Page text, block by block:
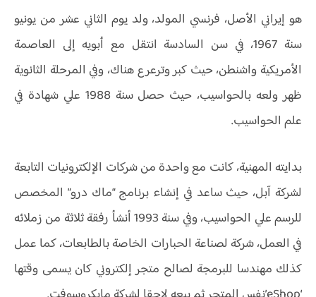
هو إيراني الأصل، فرنسي المولد، ولد يوم الثاني عشر من يونيو
سنة 1967، في سن السادسة انتقل مع أبويه إلى العاصمة
الأمريكية واشنطن، حيث كبر وترعرع هناك، وفي المرحلة الثانوية
ظهر ولعه بالحواسيب، حيث حصل سنة 1988 علي شهادة في
علم الحواسيب.
بدايته المهنية، كانت مع واحدة من شركات الإلكترونيات التابعة
لشركة آبل، حيث ساعد في إنشاء برنامج “ماك درو” المخصص
للرسم علي الحواسيب، وفي سنة 1993 أنشأ رفقة ثلاثة من زملائه
في العمل، شركة لصناعة الحبارات الخاصة بالطابعات، كما عمل
كذلك مهندسا للبرمجة لصالح متجر إلكتروني كان يسمى وقتها